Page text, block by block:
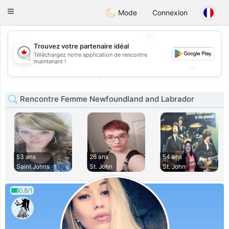
CANADIAN chat
Toggle
Mode Connexion
💖
💕
Trouvez votre partenaire idéal
Téléchargez notre application de rencontre
maintenant !
Rencontre Femme Newfoundland and Labrador
53 ans
Saint Johns
26 ans
St. John
54 ans
St. John
0.8/1